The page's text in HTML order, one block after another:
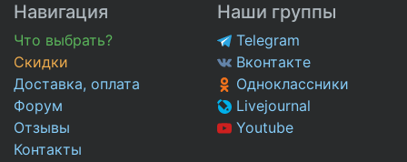
Навигация
Что выбрать?
Скидки
Доставка, оплата
Форум
Отзывы
Контакты
Наши группы
Telegram
Вконтакте
Одноклассники
Livejournal
Youtube